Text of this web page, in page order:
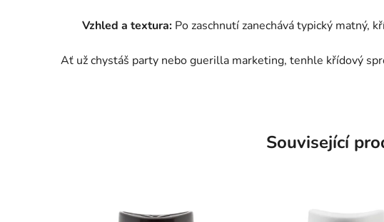
Vzhled a textura: Po zaschnutí zanechává typický matný,
Ať už chystáš party nebo guerilla marketing, tenhle křídový
Související